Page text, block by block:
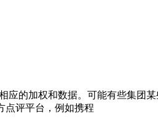
的加权和数据。可能有些集团
点评平台，例如携程